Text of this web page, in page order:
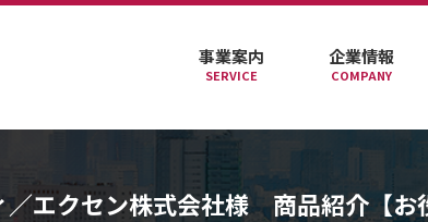
事業案内
SERVICE
企業情報
COMPANY
エクセン株式会社様 商品紹介【お